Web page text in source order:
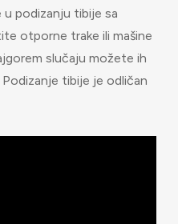
u podizanju tibije sa
otporne trake ili mašine
slučaju možete ih
tibije je odličan